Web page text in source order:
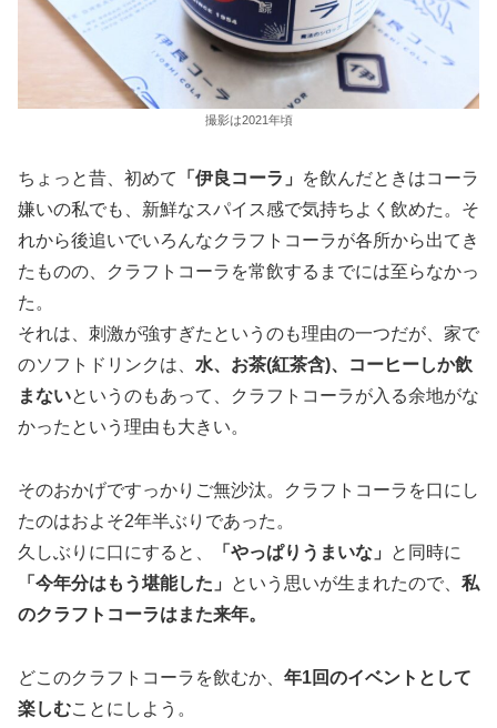
撮影は2021年頃
ちょっと昔、初めて 「伊良コーラ」
を飲んだときはコーラ
嫌いの私でも、新鮮なスパイス感で気持ちよく飲めた。そ
れから後追いでいろんなクラフトコーラが各所から出てき
たものの、クラフトコーラを常飲するまでには至らなかっ
た。
それは、刺激が強すぎたというのも理由の一つだが、家で
のソフトドリンクは、 水、お茶(紅茶含)、コーヒーしか飲
まないというのもあって、クラフトコーラが入る余地がな
かったという理由も大きい。
そのおかげですっかりご無沙汰。クラフトコーラを口にし
たのはおよそ2年半ぶりであった。
久しぶりに口にすると、
「やっぱりうまいな」
と同時に
「今年分はもう堪能した」
という思いが生まれたので、 私
のクラフトコーラはまた来年。
どこのクラフトコーラを飲むか、 年1回のイベントとして
楽しむことにしよう。